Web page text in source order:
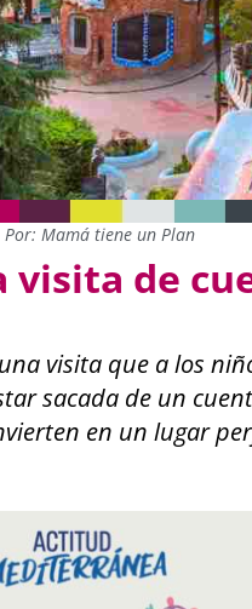
Por: Mamá tiene un Plan
visita de
visita que a los
sacada de un
en un lugar